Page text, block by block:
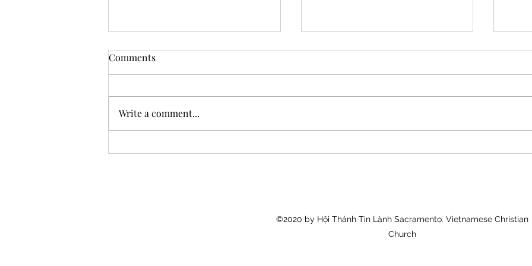
Comments
Write a comment...
©2020 by Hội Thánh Tin Lành Sacramento. Vietnamese Christian
Church